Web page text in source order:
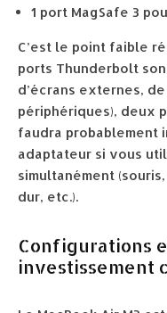
1 port MagSafe 3
C’est le point faible
ports Thunderbolt
d’écrans externes,
périphériques), deux
faudra probablement
adaptateur si vous
simultanément
dur, etc.).
Configurations
investissement